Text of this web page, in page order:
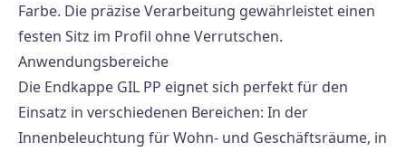
Farbe. Die präzise Verarbeitung gewährleistet einen
festen Sitz im Profil ohne Verrutschen.
Anwendungsbereiche
Die Endkappe GIL PP eignet sich perfekt für den
Einsatz in verschiedenen Bereichen: In der
Innenbeleuchtung für Wohn- und Geschäftsräume, in